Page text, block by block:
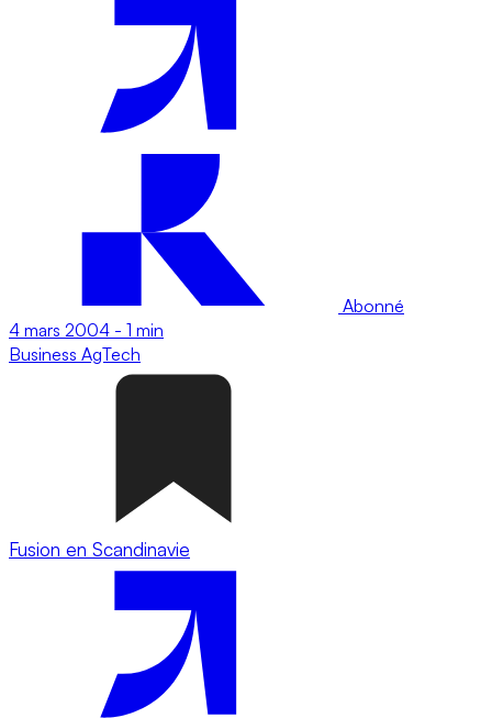
Abonné
4 mars 2004 - 1 min
Business AgTech
Fusion en Scandinavie